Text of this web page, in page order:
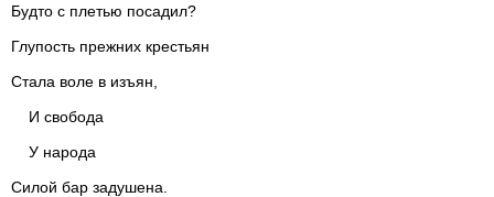
Будто с плетью посадил?
Глупость прежних крестьян
Стала воле в изъян,
И свобода
У народа
Силой бар задушена.